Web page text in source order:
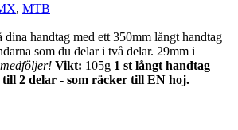
, MTB
kr.
dina handtag med ett 350mm långt handtag
som du delar i två delar. 29mm i
Vikt: 105g 1 st långt handtag
2 delar - som räcker till EN hoj.